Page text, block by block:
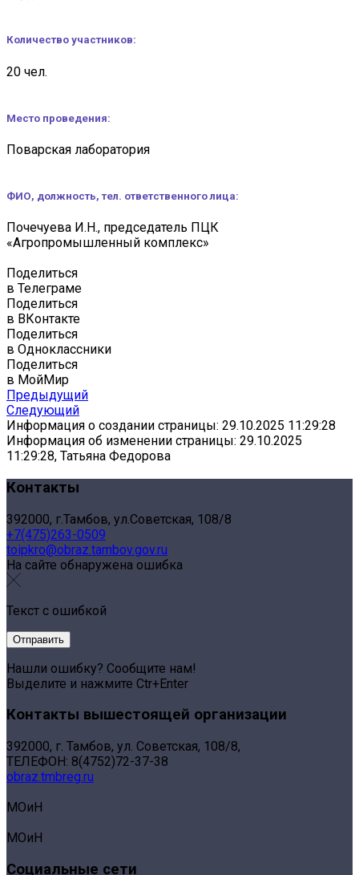
Количество участников:
20 чел.
Место проведения:
Поварская лаборатория
ФИО, должность, тел. ответственного лица:
Почечуева И.Н., председатель ПЦК
«Агропромышленный комплекс»
Поделиться
в Телеграме
Поделиться
в ВКонтакте
Поделиться
в Одноклассники
Поделиться
в МойМир
Предыдущий
Следующий
Информация о создании страницы: 29.10.2025 11:29:28
Информация об изменении страницы: 29.10.2025
11:29:28, Татьяна Федорова
Контакты
392000, г.Тамбов, ул.Советская, 108/8
+7(475)263-0509
toipkro@obraz.tambov.gov.ru
На сайте обнаружена ошибка
Текст с ошибкой
Нашли ошибку? Сообщите нам!
Выделите и нажмите Ctr+Enter
Контакты вышестоящей организации
392000, г. Тамбов, ул. Советская, 108/8,
ТЕЛЕФОН: 8(4752)72-37-38
obraz.tmbreg.ru
МОиН
МОиН
Социальные сети